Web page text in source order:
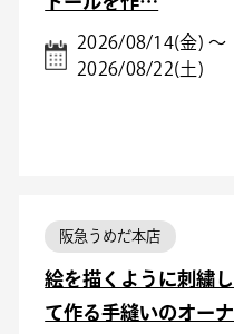
2026/08/14(金) ～
2026/08/22(土)
阪急うめだ本店
絵を描くように刺繍し
て作る手縫いのオーナ